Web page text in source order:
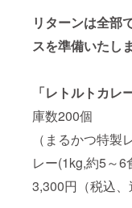
リターンは全部
スを準備いたし
「レトルトカレ
庫数200個
（まるかつ特製
レー(1kg,約5～6
3,300円（税込、